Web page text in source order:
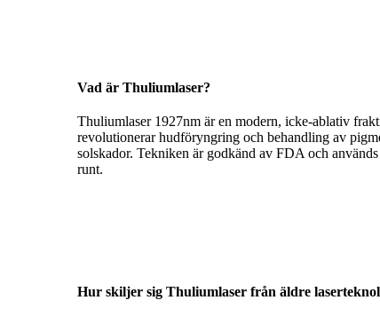
Vad är Thuliumlaser?
Thuliumlaser 1927nm är en modern, icke-ablativ
revolutionerar hudföryngring och behandling av
solskador. Tekniken är godkänd av FDA och
runt.
Hur skiljer sig Thuliumlaser från äldre